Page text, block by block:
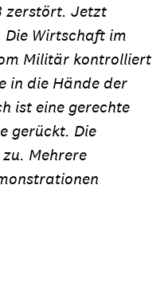
zerstört. Jetzt
Wirtschaft im
Militär kontrolliert
in die Hände der
ist eine gerechte
gerückt. Die
Mehrere